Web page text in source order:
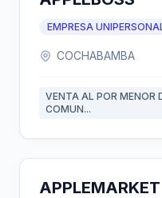
EMPRESA
COCHABAMBA
VENTA AL POR MENOR
COMUN...
APPLEMARKET